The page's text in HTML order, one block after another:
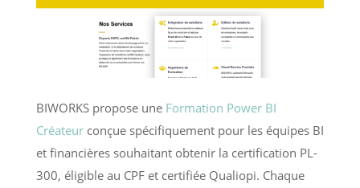
BIWORKS propose une Formation Power BI
Créateurconçue spécifiquement pour les équipes BI
et financières souhaitant obtenir la certification PL-
300, éligible au CPF et certifiée Qualiopi. Chaque